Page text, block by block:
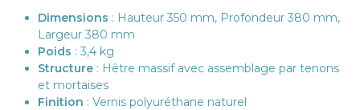
Dimensions : Hauteur 350 mm, Profondeur 380 mm,
Largeur 380 mm
Poids : 3,4 kg
Structure : Hêtre massif avec assemblage par tenons
et mortaises
Finition : Vernis polyuréthane naturel